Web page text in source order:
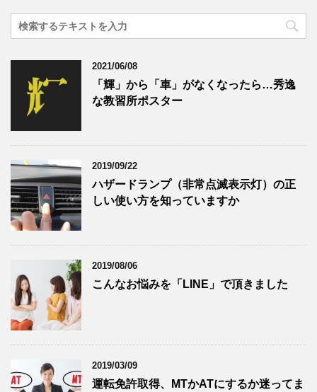
2021/06/08
「輝」から「車」がなくなったら…秀逸
な教習所ポスター
2019/09/22
ハザードランプ（非常点滅表示灯）の正
しい使い方を知っていますか
2019/08/06
こんなお悩みを「LINE」で頂きました
2019/03/09
運転免許取得、MTかATにするか迷ってま